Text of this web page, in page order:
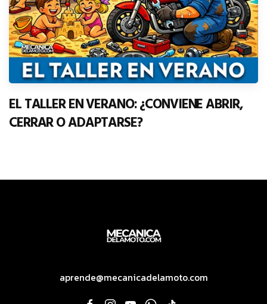
EL TALLER EN VERANO: ¿CONVIENE ABRIR,
CERRAR O ADAPTARSE?
aprende@mecanicadelamoto.com